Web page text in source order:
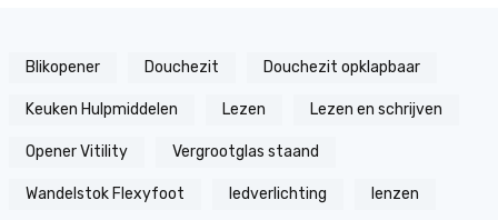
Blikopener Douchezit Douchezit opklapbaar
Keuken Hulpmiddelen Lezen Lezen en schrijven
Opener Vitility Vergrootglas staand
Wandelstok Flexyfoot ledverlichting lenzen